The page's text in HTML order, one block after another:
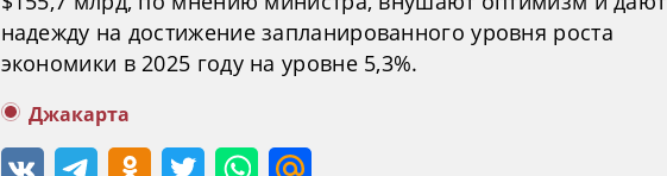
надежду на достижение запланированного уровня роста
экономики в 2025 году на уровне 5,3%.
Джакарта